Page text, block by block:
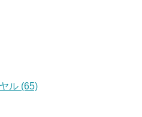
ル (65)